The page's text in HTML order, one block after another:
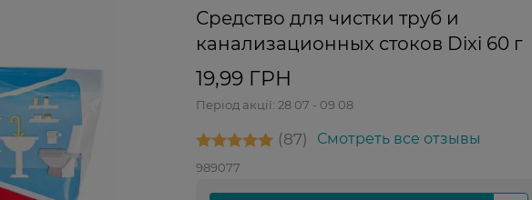
Средство для чистки труб и
канализационных стоков Dixi 60 г
19,99 ГРН
Період акції: 28 07 - 09 08
87 Смотреть все отзывы
989077